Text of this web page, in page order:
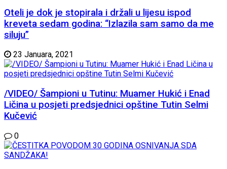
Oteli je dok je stopirala i držali u lijesu ispod
kreveta sedam godina: “Izlazila sam samo da me
siluju”
23 Januara, 2021
/VIDEO/ Šampioni u Tutinu: Muamer Hukić i Enad
Ličina u posjeti predsjednici opštine Tutin Selmi
Kučević
0